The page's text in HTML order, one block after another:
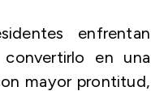
enfrentan
en una
mayor prontitud,